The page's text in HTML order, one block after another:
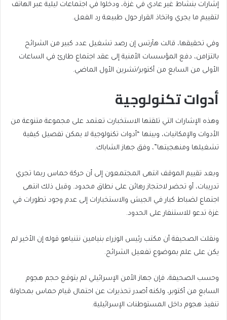
إشارات بنشاط غير عادي في غزة، ودخلوا في اجتماعات ليلية عبر الهاتف
لتقييم ما يجري واتخاذ القرار حول طبيعة رد الفعل.
وفي تحقيقها، قالت هآرتس إن رصد تشغيل عدد كبير من الشرائح
بالتزامن، دفع المؤسسات الأمنية إلى عقد اجتماع طارئ في الساعات
الأولى من السابع من أكتوبر/تشرين الأول الماضي.
أدوات تكنولوجية
وهذه الإشارات التي تلقتها الاستخبارت تعتمد على مجموعة متنوعة من
الأدوات والإمكانيات، وبينها “أدوات تكنولوجية لا يمكن تفصيل كيفية
تشغيلها ومنهجيتها”، وفق جهاز الشاباك.
وبعد تقييم الموقف انتهى المجتمعون إلى أن حركة حماس ربما تجري
تدريبات، أو تحضر لاحتجاز رهائن على نطاق محدود. وقبل ذلك انتهى
اجتماع لضباط كبار في الجيش والاستخبارات إلى عدم وجود تطورات في
غزة تدعو للاستنفار على الحدود.
ونقلت الصحيفة أن مكتب رئيس الوزراء بنيامين نتنياهو قوله إن الأخير لم
يكن على علم بموضوع تفعيل الشرائح.
وحسب الصحيفة، فإن جهاز الأمن الإسرائيلي لم يتوقع حجم هجوم
السابع من أكتوبر، ولكنه أصدر تحذيرات عن احتمال قيام حماس بمحاولة
تنفيذ هجوم داخل المستوطنات الإسرائيلية.